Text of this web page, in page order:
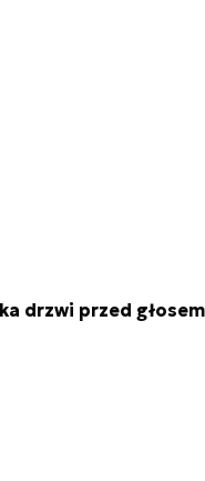
drzwi przed